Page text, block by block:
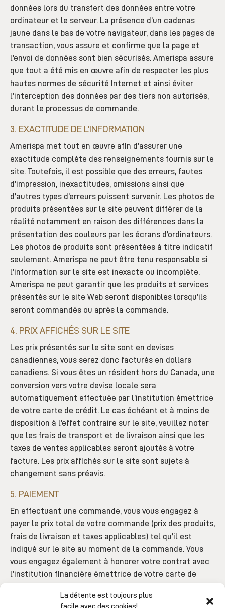
La détente est toujours plus
données lors du transfert des données entre votre
ordinateur et le serveur. La présence d’un cadenas
jaune dans le bas de votre navigateur, dans les pages de
transaction, vous assure et confirme que la page et
l’envoi de données sont bien sécurisés. Amerispa assure
que tout a été mis en œuvre afin de respecter les plus
hautes normes de sécurité Internet et ainsi éviter
l’interception des données par des tiers non autorisés,
durant le processus de commande.
3. EXACTITUDE DE L’INFORMATION
Amerispa met tout en œuvre afin d’assurer une
exactitude complète des renseignements fournis sur le
site. Toutefois, il est possible que des erreurs, fautes
d’impression, inexactitudes, omissions ainsi que
d’autres types d’erreurs puissent survenir. Les photos de
produits présentées sur le site peuvent différer de la
réalité notamment en raison des différences dans la
présentation des couleurs par les écrans d’ordinateurs.
Les photos de produits sont présentées à titre indicatif
seulement. Amerispa ne peut être tenu responsable si
l’information sur le site est inexacte ou incomplète.
Amerispa ne peut garantir que les produits et services
présentés sur le site Web seront disponibles lorsqu’ils
seront commandés ou après la commande.
4. PRIX AFFICHÉS SUR LE SITE
Les prix présentés sur le site sont en devises
canadiennes, vous serez donc facturés en dollars
canadiens. Si vous êtes un résident hors du Canada, une
conversion vers votre devise locale sera
automatiquement effectuée par l’institution émettrice
de votre carte de crédit. Le cas échéant et à moins de
disposition à l’effet contraire sur le site, veuillez noter
que les frais de transport et de livraison ainsi que les
taxes de ventes applicables seront ajoutés à votre
facture. Les prix affichés sur le site sont sujets à
changement sans préavis.
5. PAIEMENT
En effectuant une commande, vous vous engagez à
payer le prix total de votre commande (prix des produits,
frais de livraison et taxes applicables) tel qu’il est
indiqué sur le site au moment de la commande. Vous
vous engagez également à honorer votre contrat avec
l’institution financière émettrice de votre carte de